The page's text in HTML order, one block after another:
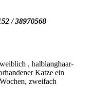
/ 38970568
, halblanghaar-
Katze ein
zweifach